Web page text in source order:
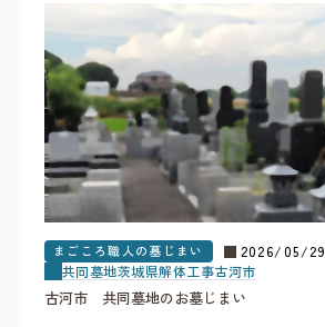
まごころ職人の墓じまい
2026/05/29
共同墓地茨城県解体工事古河市
古河市 共同墓地のお墓じまい